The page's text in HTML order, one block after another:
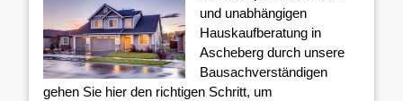
und unabhängigen
Hauskaufberatung in
Ascheberg durch unsere
Bausachverständigen
gehen Sie hier den richtigen Schritt, um